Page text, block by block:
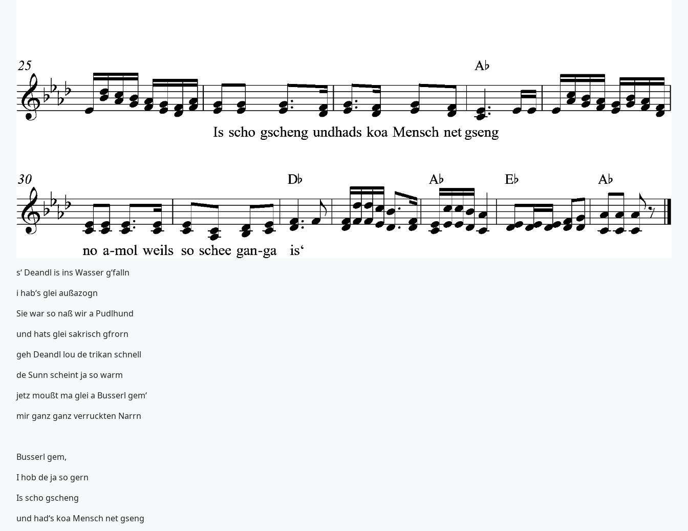
s‘ Deandl is ins Wasser g‘falln
i hab‘s glei außazogn
Sie war so naß wir a Pudlhund
und hats glei sakrisch gfrorn
geh Deandl lou de trikan schnell
de Sunn scheint ja so warm
jetz moußt ma glei a Busserl gem‘
mir ganz ganz verruckten Narrn
Busserl gem,
I hob de ja so gern
Is scho gscheng
und had‘s koa Mensch net gseng